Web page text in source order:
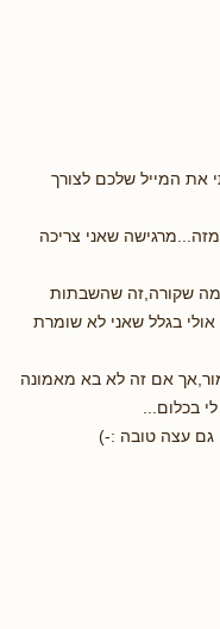
את המייל שלכם לצורך
שאני צריכה
שקורה,זה שהשבתות
בגלל שאני לא שומרת
אם זה לא בא מאמונה
בכלום...
גם עצה טובה :-)